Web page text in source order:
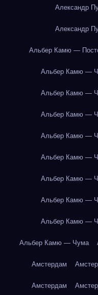
Александр
Александр
Альбер Камю —
Альбер Камю —
Альбер Камю —
Альбер Камю —
Альбер Камю —
Альбер Камю —
Альбер Камю —
Альбер Камю —
Альбер Камю —
Альбер Камю — Чума
Амстердам
Амстердам